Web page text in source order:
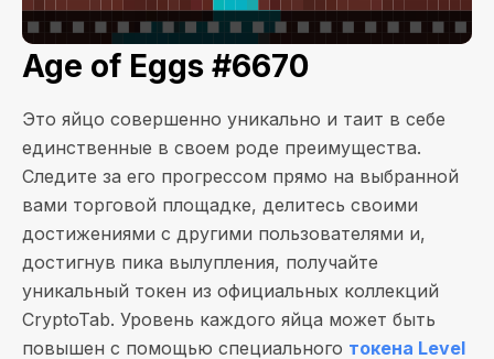
Age of Eggs #6670
Это яйцо совершенно уникально и таит в себе
единственные в своем роде преимущества.
Следите за его прогрессом прямо на выбранной
вами торговой площадке, делитесь своими
достижениями с другими пользователями и,
достигнув пика вылупления, получайте
уникальный токен из официальных коллекций
CryptoTab. Уровень каждого яйца может быть
повышен с помощью специального токена Level